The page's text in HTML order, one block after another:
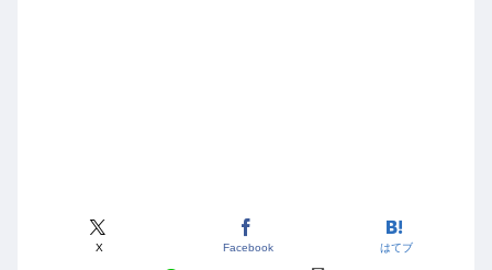
X Facebook はてブ